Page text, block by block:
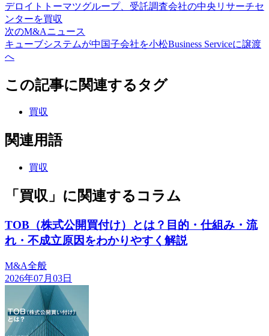
デロイトトーマツグループ、受託調査会社の中央リサーチセ
ンターを買収
次のM&Aニュース
キューブシステムが中国子会社を小松Business Serviceに譲渡
へ
この記事に関連するタグ
買収
関連用語
買収
「買収」に関連するコラム
TOB（株式公開買付け）とは？目的・仕組み・流
れ・不成立原因をわかりやすく解説
M&A全般
2026年07月03日